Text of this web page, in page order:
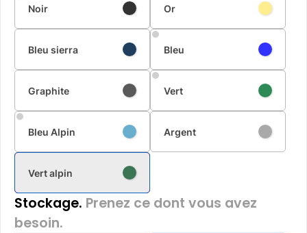
Noir Or
Bleu sierra Bleu
Graphite Vert
Bleu Alpin Argent
Vert alpin
Stockage. Prenez ce dont vous avez
besoin.